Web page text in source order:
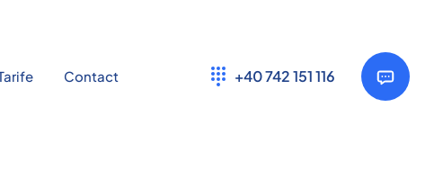
Contact +40 742 151 116